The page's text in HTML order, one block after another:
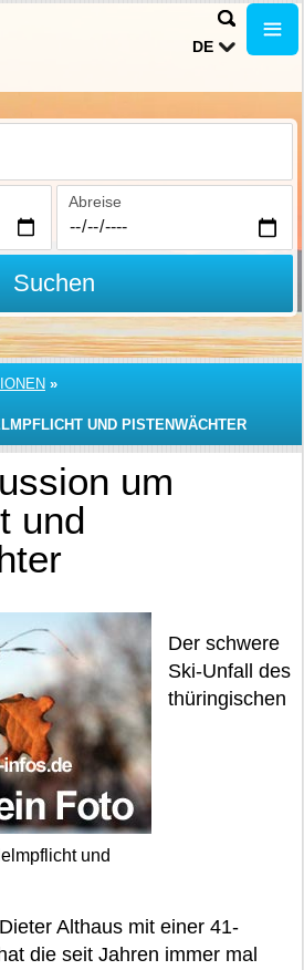
DE
Abreise
Suchen
»
UND PISTENWÄCHTER
um
und
und
Der schwere
Ski-Unfall des
thüringischen
Althaus mit einer 41-
die seit Jahren immer mal